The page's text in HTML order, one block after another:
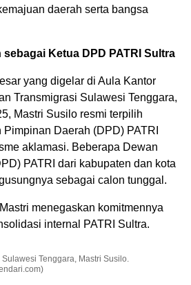
daerah serta bangsa
Ketua DPD PATRI Sultra
yang digelar di Aula Kantor
Transmigrasi Sulawesi Tenggara,
Mastri Susilo resmi terpilih
Daerah (DPD) PATRI
aklamasi. Beberapa Dewan
PATRI dari kabupaten dan kota
sebagai calon tunggal.
menegaskan komitmennya
internal PATRI Sultra.
Sulawesi Tenggara, Mastri Susilo.